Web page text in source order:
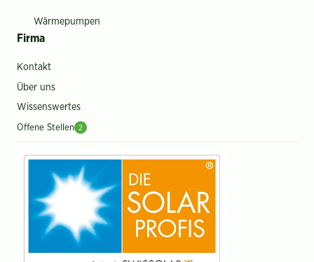
Wärmepumpen
Firma
Kontakt
Über uns
Wissenswertes
Offene Stellen 2